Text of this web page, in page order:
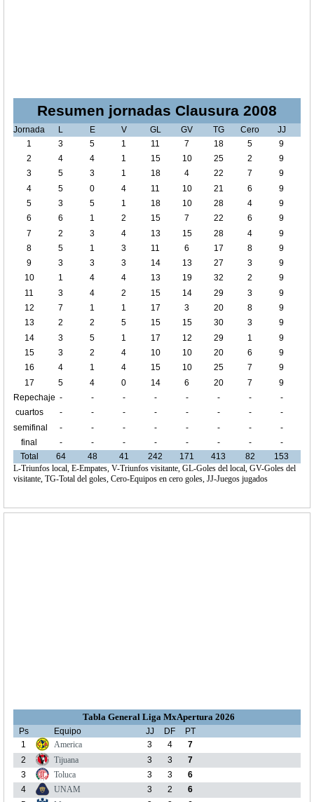
Resumen jornadas Clausura 2008
Jornada L E V GL GV TG Cero
JJ
1
3 5 1 11 7 18 5
9
2
4 4 1 15 10 25 2
9
3
5 3 1 18 4 22 7
9
4
5 0 4 11 10 21 6
9
5
3 5 1 18 10 28 4
9
6
6 1 2 15 7 22 6
9
7
2 3 4 13 15 28 4
9
8
5 1 3 11 6 17 8
9
9
3 3 3 14 13 27 3
9
10
1 4 4 13 19 32 2
9
11
3 4 2 15 14 29 3
9
12
7 1 1 17 3 20 8
9
13
2 2 5 15 15 30 3
9
14
3 5 1 17 12 29 1
9
15
3 2 4 10 10 20 6
9
16
4 1 4 15 10 25 7
9
17
5 4 0 14 6 20 7
9
Repechaje - - - - - - -
-
cuartos
de final
- - - - - - -
-
semifinal
- - - - - - -
-
final
- - - - - - -
-
Total
64 48 41 242 171 413 82
153
L-Triunfos local, E-Empates, V-Triunfos visitante, GL-Goles del local, GV-Goles del
visitante, TG-Total del goles, Cero-Equipos en cero goles, JJ-Juegos jugados
Tabla General Liga MxApertura 2026
Ps Equipo JJ DF
PT
1
America 3 4
7
2
Tijuana 3 3
7
3
Toluca 3 3
6
4
UNAM 3 2
6